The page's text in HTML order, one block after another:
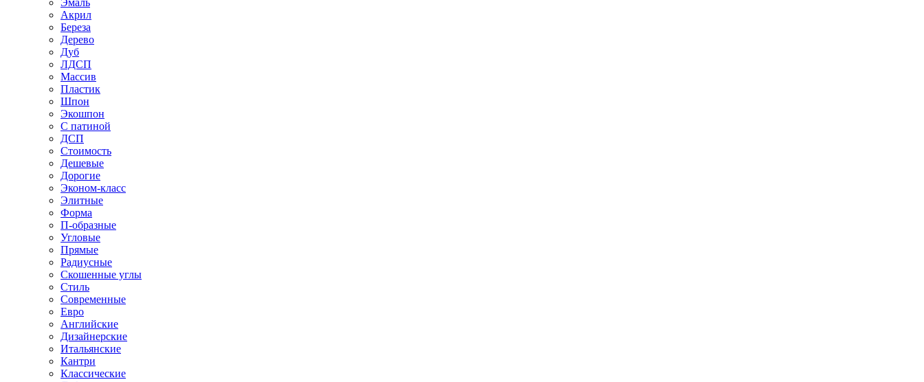
Акрил
Береза
Дерево
Дуб
ЛДСП
Массив
Пластик
Шпон
Экошпон
С патиной
ДСП
Стоимость
Дешевые
Дорогие
Эконом-класс
Элитные
Форма
П-образные
Угловые
Прямые
Радиусные
Скошенные углы
Стиль
Современные
Евро
Английские
Дизайнерские
Итальянские
Кантри
Классические